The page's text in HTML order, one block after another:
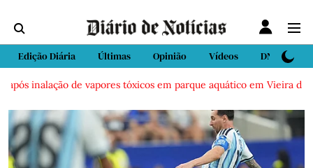
Edição Diária Últimas Opinião Vídeos DN Sport
inalação de vapores tóxicos em parque aquático em Vieira de